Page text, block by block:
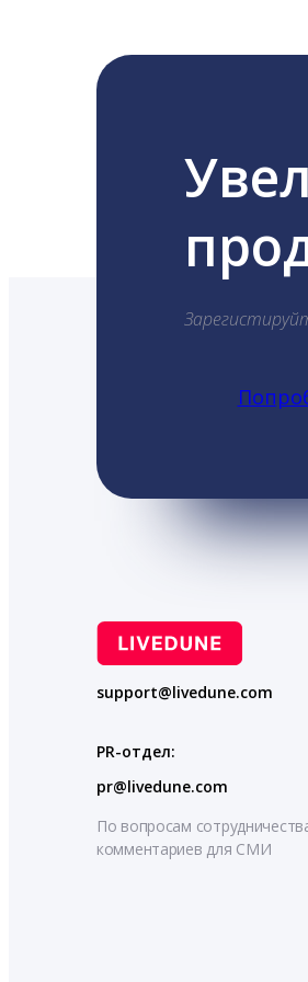
support@livedune.com
PR-отдел:
pr@livedune.com
По вопросам
комментариев для СМИ